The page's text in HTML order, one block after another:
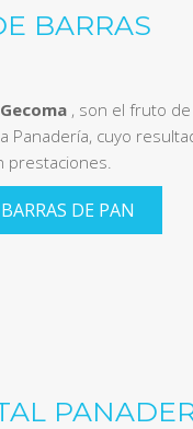
BARRAS
, son el fruto
Panadería, cuyo
prestaciones.
DE PAN